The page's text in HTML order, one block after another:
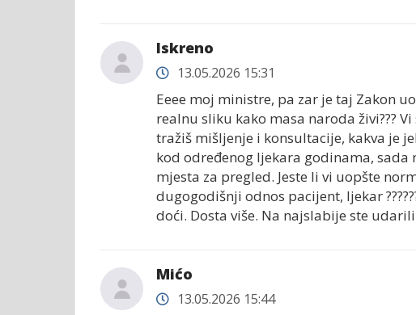
Iskreno
13.05.2026 15:31
Eeee moj ministre, pa zar je taj Zakon
realnu sliku kako masa naroda živi???
tražiš mišljenje i konsultacije, kakva je
kod određenog ljekara godinama,
mjesta za pregled. Jeste li vi uopšte
dugogodišnji odnos pacijent, ljekar
doći. Dosta više. Na najslabije ste
Mićo
13.05.2026 15:44